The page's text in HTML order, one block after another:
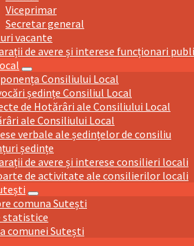
Viceprimar
Secretar general
vacante
de avere și interese funcționari
Consiliului Local
ședințe Consiliul Local
de Hotărâri ale Consiliului Local
ale Consiliului Local
verbale ale ședințelor de consiliu
ședințe
de avere și interese consilieri locali
de activitate ale consilierilor locali
comuna Sutești
statistice
comunei Sutești